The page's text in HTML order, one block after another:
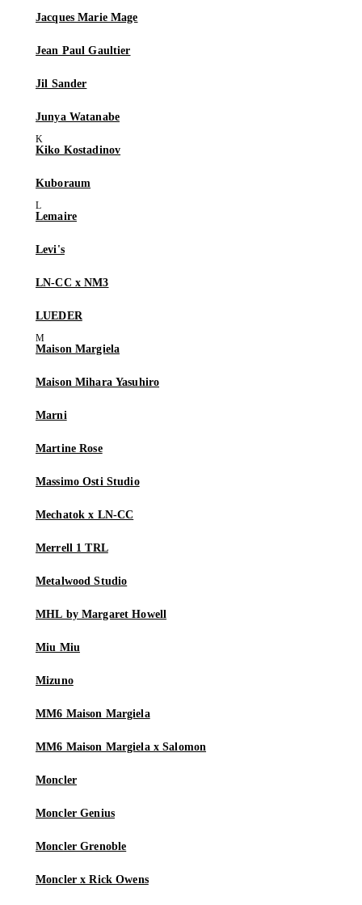
Jacques Marie Mage
Jean Paul Gaultier
Jil Sander
Junya Watanabe
Kiko Kostadinov
Kuboraum
Lemaire
Levi's
LN-CC x NM3
LUEDER
Maison Margiela
Maison Mihara Yasuhiro
Marni
Martine Rose
Massimo Osti Studio
Mechatok x LN-CC
Merrell 1 TRL
Metalwood Studio
MHL by Margaret Howell
Miu Miu
Mizuno
MM6 Maison Margiela
MM6 Maison Margiela x Salomon
Moncler
Moncler Genius
Moncler Grenoble
Moncler x Rick Owens